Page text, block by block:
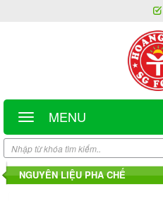
MENU
NGUYÊN LIỆU PHA CHẾ